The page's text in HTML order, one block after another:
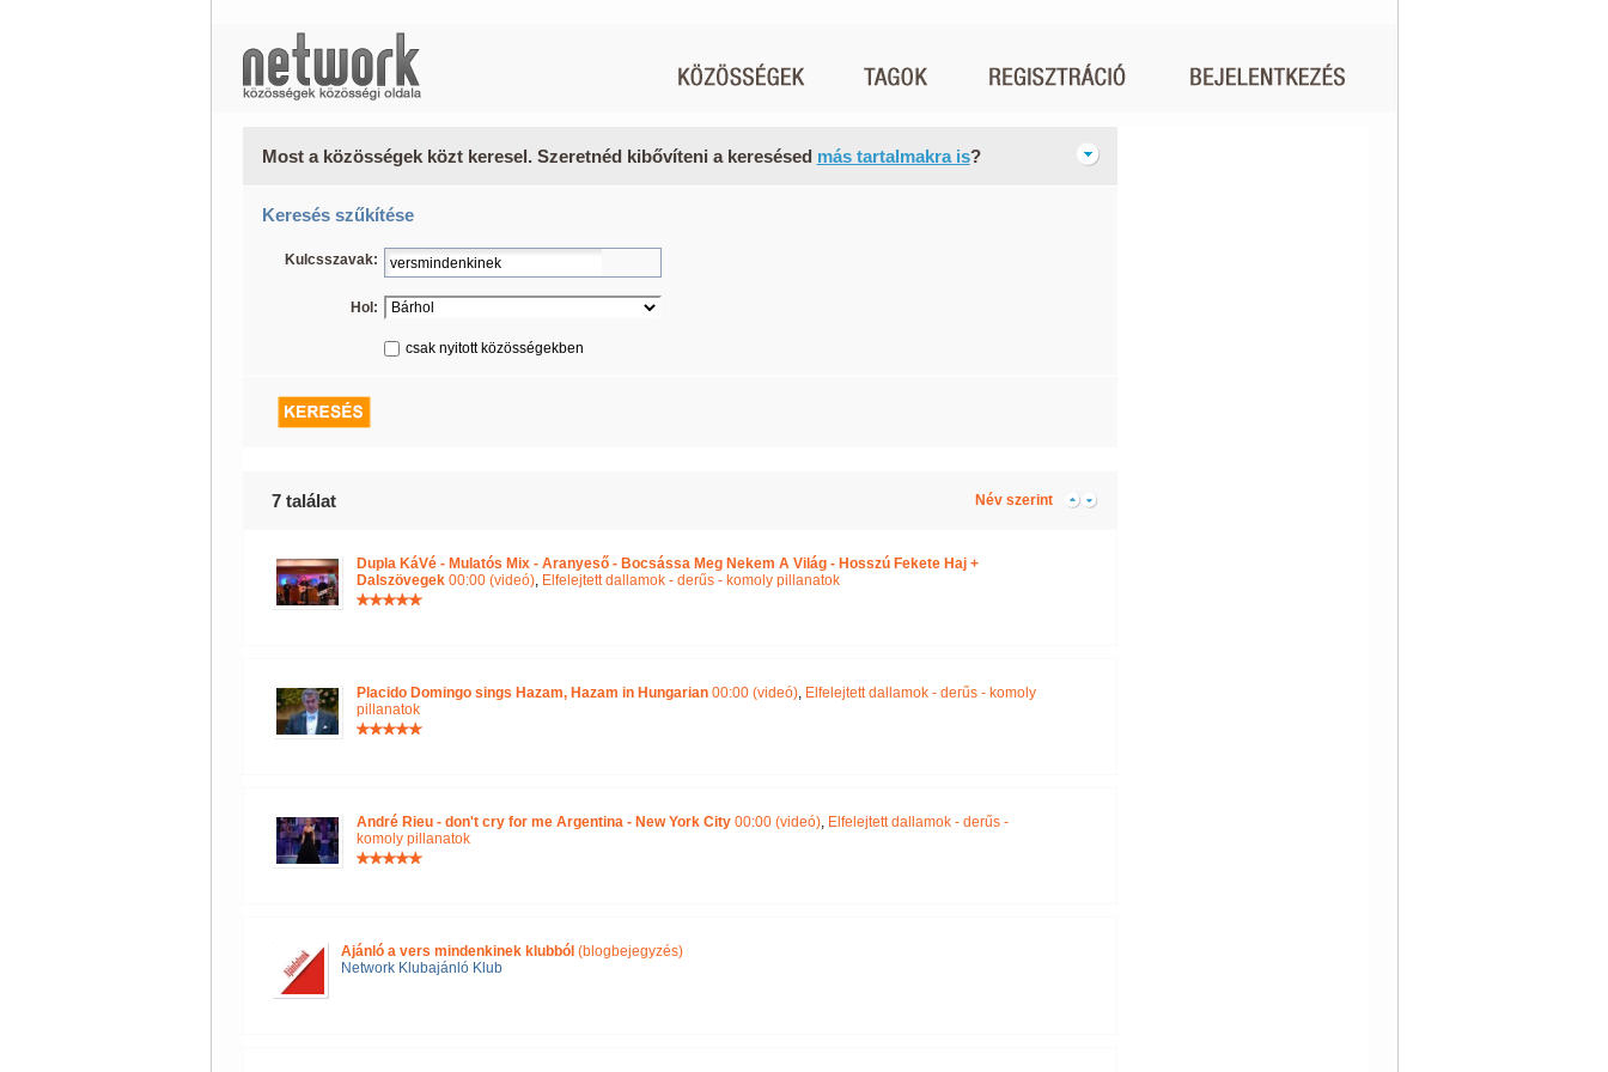
Most a közösségek közt keresel. Szeretnéd kibővíteni a keresésed más tartalmakra is?
Keresés szűkítése
Kulcsszavak:
Hol:
csak nyitott közösségekben
7 találat Név szerint
Dupla KáVé - Mulatós Mix - Aranyeső - Bocsássa Meg Nekem A Világ - Hosszú Fekete Haj +
Dalszövegek00:00 (videó), Elfelejtett dallamok - derűs - komoly pillanatok
Placido Domingo sings Hazam, Hazam in Hungarian00:00 (videó), Elfelejtett dallamok - derűs - komoly
pillanatok
André Rieu - don't cry for me Argentina - New York City00:00 (videó), Elfelejtett dallamok - derűs -
komoly pillanatok
Ajánló a vers mindenkinek klubból (blogbejegyzés)
Network Klubajánló Klub